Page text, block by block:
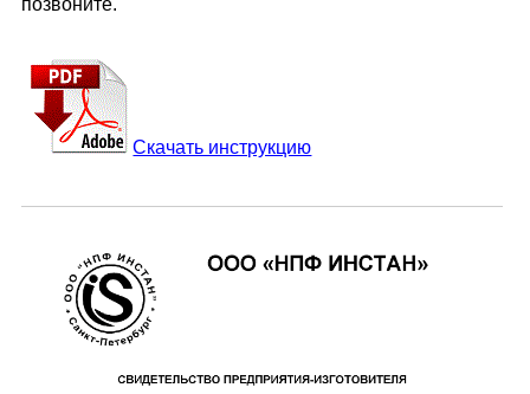
позвоните.
Скачать инструкцию